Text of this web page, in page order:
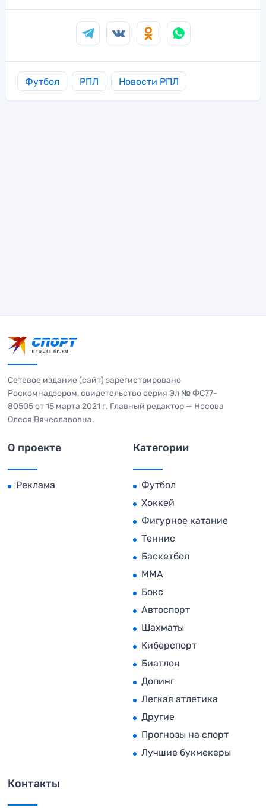
Футбол РПЛ Новости РПЛ
Сетевое издание (сайт) зарегистрировано
Роскомнадзором, свидетельство серия Эл № ФС77-
80505 от 15 марта 2021 г. Главный редактор — Носова
Олеся Вячеславовна.
О проекте
Реклама
Категории
Футбол
Хоккей
Фигурное катание
Теннис
Баскетбол
MMA
Бокс
Автоспорт
Шахматы
Киберспорт
Биатлон
Допинг
Легкая атлетика
Другие
Прогнозы на спорт
Лучшие букмекеры
Контакты